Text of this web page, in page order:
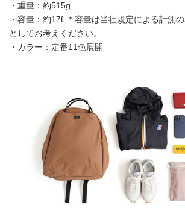
・重量：約515g
・容量：約17ℓ ＊容量は当社規定による計測
としてお考えください。
・カラー：定番11色展開